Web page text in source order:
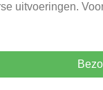
uitvoeringen.